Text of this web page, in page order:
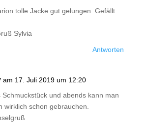
tolle Jacke gut gelungen. Gefällt
Sylvia
Antworten
am 17. Juli 2019 um 12:20
Schmuckstück und abends kann man
wirklich schon gebrauchen.